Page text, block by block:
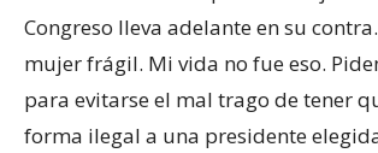
Congreso lleva adelante en su
mujer frágil. Mi vida no fue eso.
para evitarse el mal trago de tener
forma ilegal a una presidente